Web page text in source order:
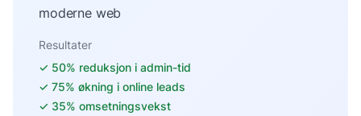
moderne web
Resultater
✓ 50% reduksjon i admin-tid
✓ 75% økning i online leads
✓ 35% omsetningsvekst